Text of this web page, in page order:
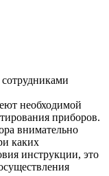
необходимой
приборов.
внимательно
каких
инструкции, это